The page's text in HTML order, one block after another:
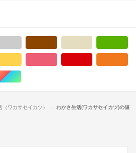
ド/金色系マルチカラー
ワカサセイカツ）
わかさ生活(ワカサセイカツ)の値